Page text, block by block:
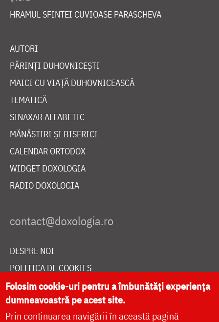
HRAMUL SFINTEI CUVIOASE PARASCHEVA
AUTORI
PĂRINȚI DUHOVNICEȘTI
MAICI CU VIAȚĂ DUHOVNICEASCĂ
TEMATICĂ
SINAXAR ALFABETIC
MĂNĂSTIRI ȘI BISERICI
CALENDAR ORTODOX
WIDGET DOXOLOGIA
RADIO DOXOLOGIA
DESPRE NOI
POLITICA DE COOKIES
DONEAZĂ ONLINE PENTRU CATEDRALA NAȚIONALĂ
Folosim cookie-uri pentru a îmbunătăți experiența
dumneavoastră pe acest site.
Prin continuarea navigării în această pagină